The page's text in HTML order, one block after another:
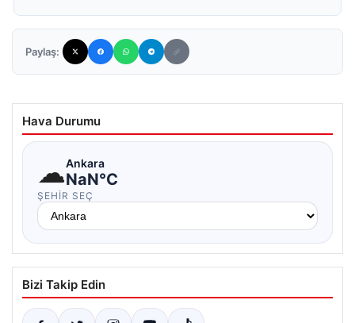
Paylaş:
Hava Durumu
☁Ankara
NaN°C
ŞEHIR SEÇ
Bizi Takip Edin